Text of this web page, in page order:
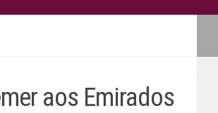
aos Emirados